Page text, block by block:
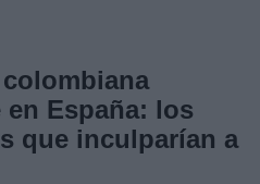
Gente
España: los
que inculparían a